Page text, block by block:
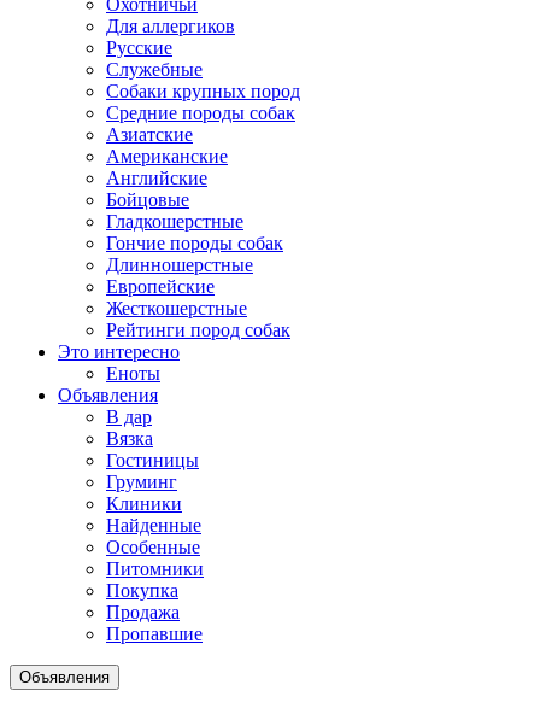
Охотничьи
Для аллергиков
Русские
Служебные
Собаки крупных пород
Средние породы собак
Азиатские
Американские
Английские
Бойцовые
Гладкошерстные
Гончие породы собак
Длинношерстные
Европейские
Жесткошерстные
Рейтинги пород собак
Это интересно
Еноты
Объявления
В дар
Вязка
Гостиницы
Груминг
Клиники
Найденные
Особенные
Питомники
Покупка
Продажа
Пропавшие
Объявления